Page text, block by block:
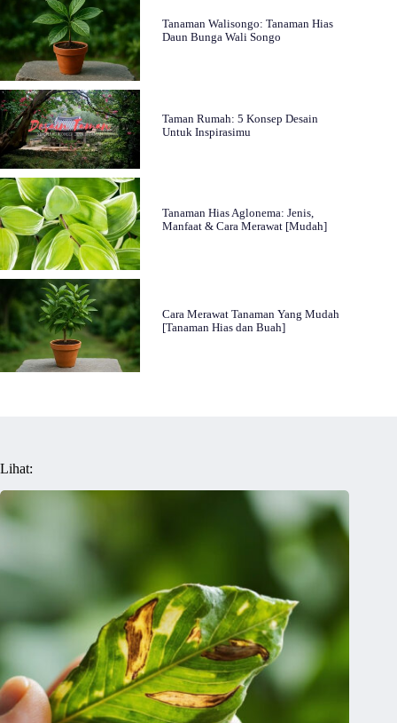
Tanaman Walisongo: Tanaman Hias
Daun Bunga Wali Songo
Taman Rumah: 5 Konsep Desain
Untuk Inspirasimu
Tanaman Hias Aglonema: Jenis,
Manfaat & Cara Merawat [Mudah]
Cara Merawat Tanaman Yang Mudah
[Tanaman Hias dan Buah]
Lihat: